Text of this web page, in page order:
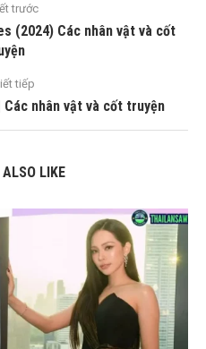
trước
(2024) Các nhân vật và cốt
tiếp
nhân vật và cốt truyện
ALSO LIKE